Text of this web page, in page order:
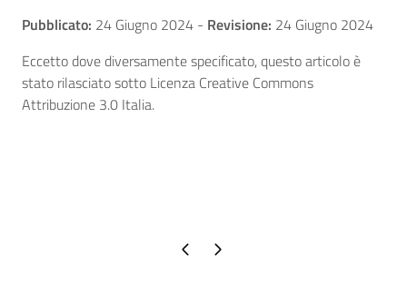
Pubblicato: 24 Giugno 2024 - Revisione: 24 Giugno 2024
Eccetto dove diversamente specificato, questo articolo è
stato rilasciato sotto Licenza Creative Commons
Attribuzione 3.0 Italia.
Pagina precedente
Pagina successiva